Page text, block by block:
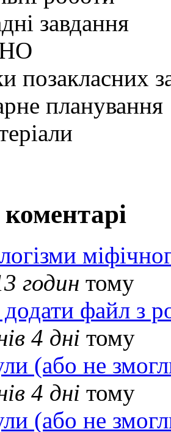
завдання
позакласних
планування
годин тому
файл з
4 дні тому
(або не
4 дні тому
(або не